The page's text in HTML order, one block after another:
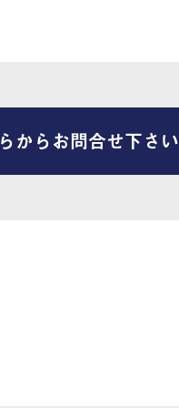
からお問合せ下さい